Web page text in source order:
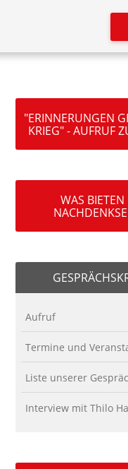
"ERINNERUNGEN
KRIEG" - AUFRUF
WAS BIETEN
Aufruf
Termine und
Liste unserer
Interview mit Thilo